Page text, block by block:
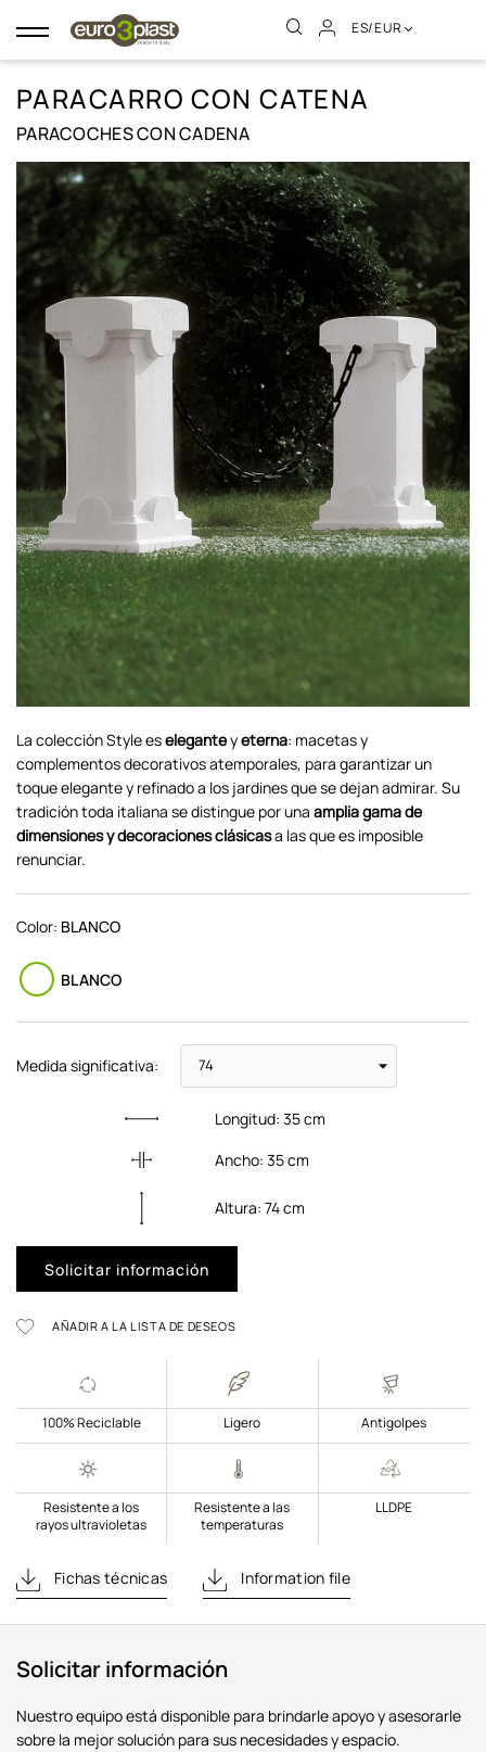
Navegación
de
ES/EUR
PARACARRO CON CATENA
PARACOCHES CON CADENA
La colección Style eseleganteyeterna: macetas y
complementos decorativos atemporales, para garantizar un
toque elegante y refinado a los jardines que se dejan admirar. Su
tradición toda italiana se distingue por una amplia gama de
dimensiones y decoraciones clásicasa las que es imposible
renunciar.
Color: BLANCO
BLANCO
Medida significativa:
Longitud:35cm
Ancho:35cm
Altura:74cm
Solicitar información
AÑADIR A LA LISTA DE DESEOS
100% Reciclable Ligero Antigolpes
Resistente a los
rayos ultravioletas
Resistente a las
temperaturas
LLDPE
Fichas técnicas Information file
Solicitar información
Nuestro equipo está disponible para brindarle apoyo y asesorarle
sobre la mejor solución para sus necesidades y espacio.